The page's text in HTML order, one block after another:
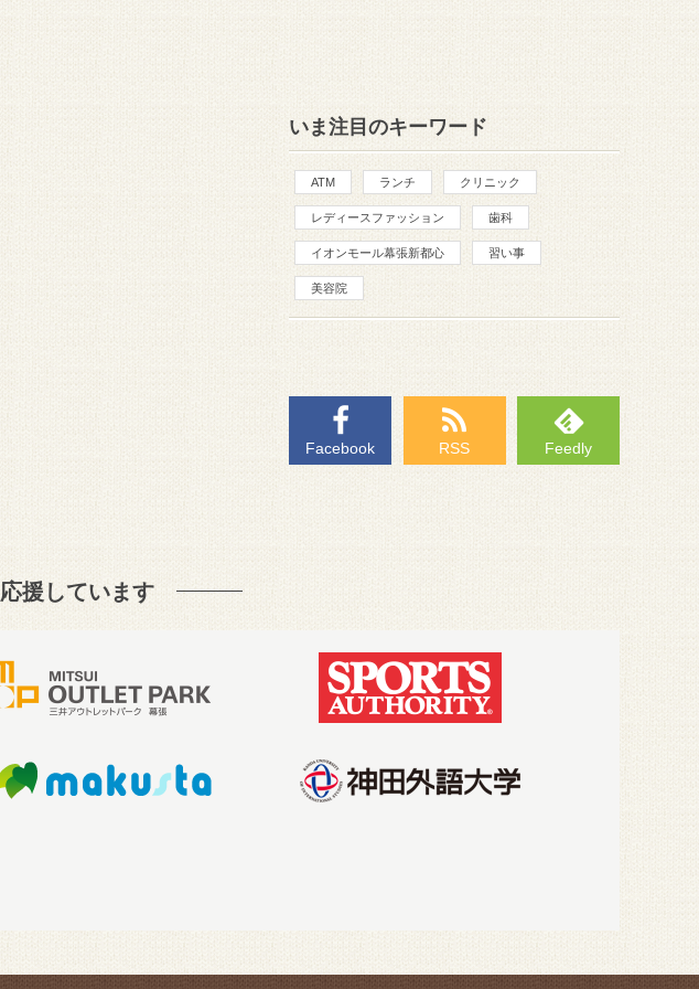
いま注目のキーワード
ATM ランチ クリニック
レディースファッション 歯科
イオンモール幕張新都心 習い事
美容院
Facebook RSS Feedly
応援しています